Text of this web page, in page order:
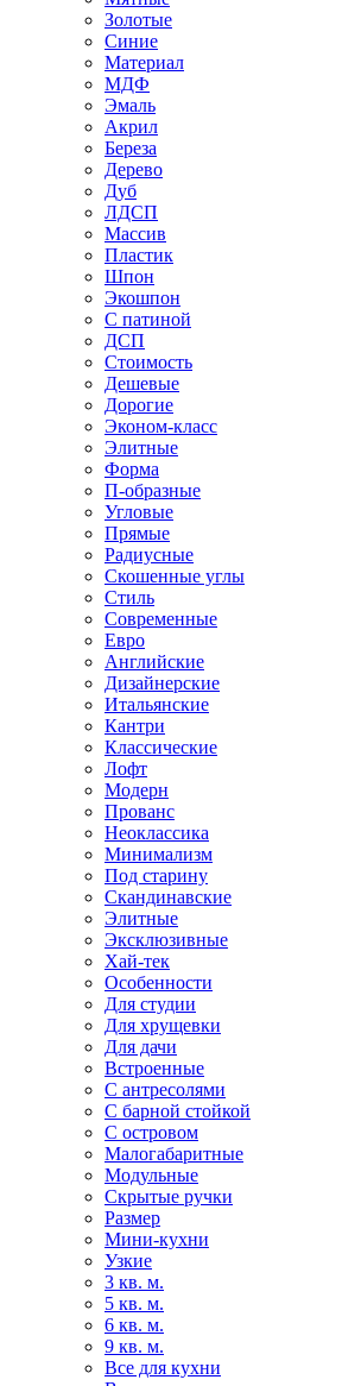
Золотые
Синие
Материал
МДФ
Эмаль
Акрил
Береза
Дерево
Дуб
ЛДСП
Массив
Пластик
Шпон
Экошпон
С патиной
ДСП
Стоимость
Дешевые
Дорогие
Эконом-класс
Элитные
Форма
П-образные
Угловые
Прямые
Радиусные
Скошенные углы
Стиль
Современные
Евро
Английские
Дизайнерские
Итальянские
Кантри
Классические
Лофт
Модерн
Прованс
Неоклассика
Минимализм
Под старину
Скандинавские
Элитные
Эксклюзивные
Хай-тек
Особенности
Для студии
Для хрущевки
Для дачи
Встроенные
С антресолями
С барной стойкой
С островом
Малогабаритные
Модульные
Скрытые ручки
Размер
Мини-кухни
Узкие
3 кв. м.
5 кв. м.
6 кв. м.
9 кв. м.
Все для кухни